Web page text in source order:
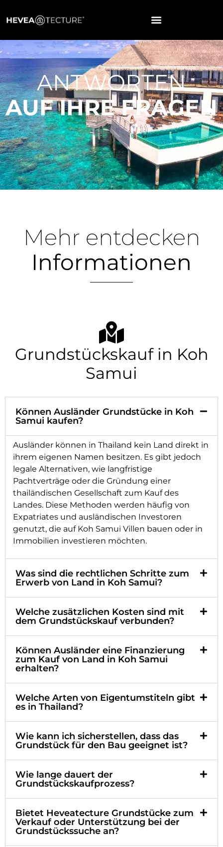
ANTWORTEN
AUF IHRE FRAGEN
Mehr entdecken
Informationen
Grundstückskauf in Koh
Samui
Können Ausländer Grundstücke in Koh
Samui kaufen?
Ausländer können in Thailand kein Land direkt in
ihrem eigenen Namen besitzen. Es gibt jedoch
legale Alternativen, wie langfristige
Pachtverträge oder die Gründung einer
thailändischen Gesellschaft zum Kauf des
Landes. Diese Methoden werden häufig von
Expatriates und ausländischen Investoren
genutzt, die auf Koh Samui Villen bauen oder in
Immobilien investieren möchten.
Was sind die rechtlichen Schritte zum
Erwerb von Land in Koh Samui?
Welche zusätzlichen Kosten sind mit
dem Grundstückskauf verbunden?
Können Ausländer eine Finanzierung
zum Kauf von Land in Koh Samui
erhalten?
Welche Arten von Eigentumstiteln gibt
es in Thailand?
Wie kann ich sicherstellen, dass das
Grundstück für den Bau geeignet ist?
Wie lange dauert der
Grundstückskaufprozess?
Bietet Heveatecture Grundstücke zum
Verkauf oder Unterstützung bei der
Grundstückssuche an?